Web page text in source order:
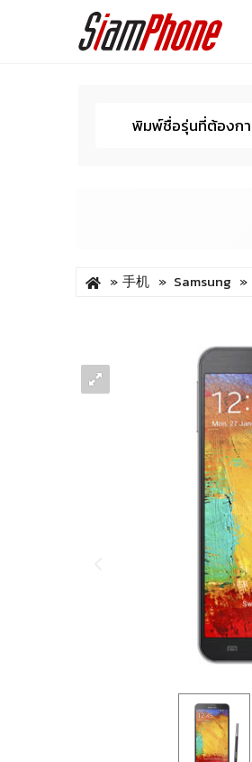
手机 Samsung